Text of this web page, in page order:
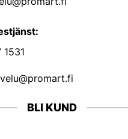
1531
BLI KUND